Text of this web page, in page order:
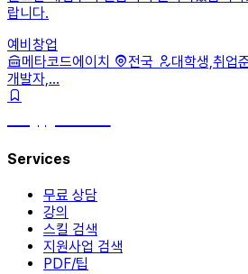
랍니다.
예비창업
메타코드에이치
전국
대학생,취업
개발자,...
Services
무료 상담
강의
스킬 검색
지원사업 검색
PDF/팁